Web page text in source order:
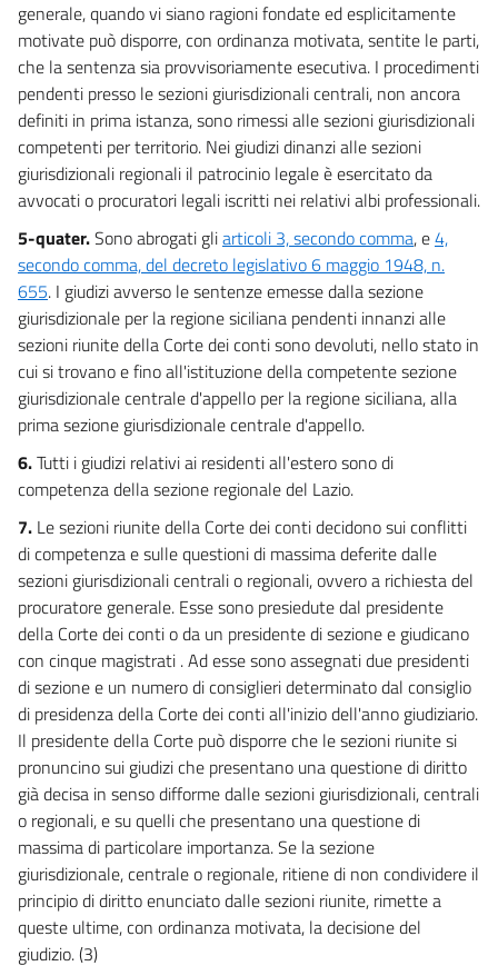
generale, quando vi siano ragioni fondate ed esplicitamente
motivate può disporre, con ordinanza motivata, sentite le parti,
che la sentenza sia provvisoriamente esecutiva. I procedimenti
pendenti presso le sezioni giurisdizionali centrali, non ancora
definiti in prima istanza, sono rimessi alle sezioni giurisdizionali
competenti per territorio. Nei giudizi dinanzi alle sezioni
giurisdizionali regionali il patrocinio legale è esercitato da
avvocati o procuratori legali iscritti nei relativi albi professionali.
5-quater.Sono abrogati gliarticoli 3, secondo comma, e4,
secondo comma, del decreto legislativo 6 maggio 1948, n.
655. I giudizi avverso le sentenze emesse dalla sezione
giurisdizionale per la regione siciliana pendenti innanzi alle
sezioni riunite della Corte dei conti sono devoluti, nello stato in
cui si trovano e fino all'istituzione della competente sezione
giurisdizionale centrale d'appello per la regione siciliana, alla
prima sezione giurisdizionale centrale d'appello.
6.Tutti i giudizi relativi ai residenti all'estero sono di
competenza della sezione regionale del Lazio.
7. Le sezioni riunite della Corte dei conti decidono sui conflitti
di competenza e sulle questioni di massima deferite dalle
sezioni giurisdizionali centrali o regionali, ovvero a richiesta del
procuratore generale. Esse sono presiedute dal presidente
della Corte dei conti o da un presidente di sezione e giudicano
con cinque magistrati . Ad esse sono assegnati due presidenti
di sezione e un numero di consiglieri determinato dal consiglio
di presidenza della Corte dei conti all'inizio dell'anno giudiziario.
Il presidente della Corte può disporre che le sezioni riunite si
pronuncino sui giudizi che presentano una questione di diritto
già decisa in senso difforme dalle sezioni giurisdizionali, centrali
o regionali, e su quelli che presentano una questione di
massima di particolare importanza. Se la sezione
giurisdizionale, centrale o regionale, ritiene di non condividere il
principio di diritto enunciato dalle sezioni riunite, rimette a
queste ultime, con ordinanza motivata, la decisione del
giudizio. (3)